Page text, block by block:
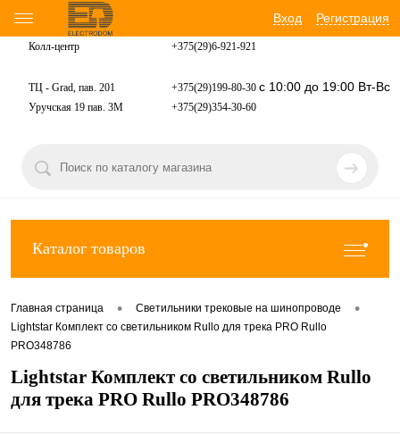
Вход Регистрация
Колл-центр +375(29)6-921-921
ТЦ - Grad, пав. 201 +375(29)199-80-30 с 10:00 до 19:00 Вт-Вс
Уручская 19 пав. 3М +375(29)354-30-60
Каталог товаров
Главная страница • Светильники трековые на шинопроводе •
Lightstar Комплект со светильником Rullo для трека PRO Rullo
PRO348786
Lightstar Комплект со светильником Rullo
для трека PRO Rullo PRO348786